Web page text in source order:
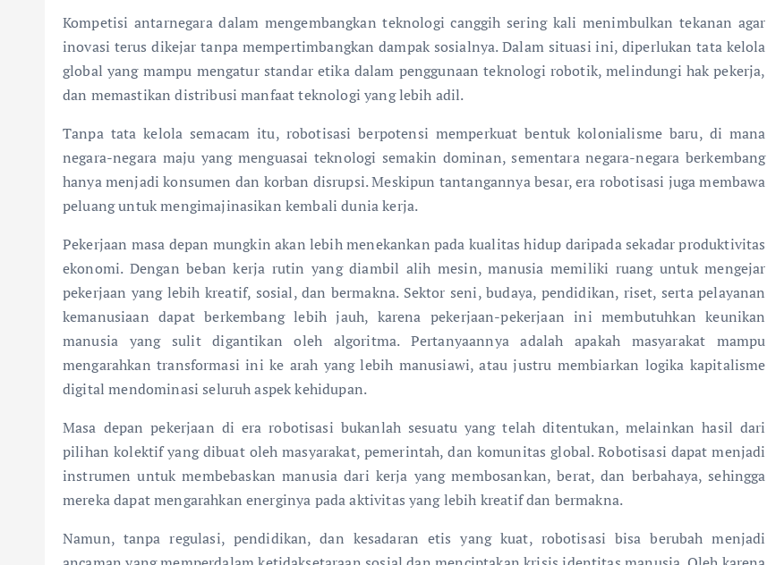
Kompetisi antarnegara dalam mengembangkan teknologi canggih sering kali menimbulkan tekanan agar
inovasi terus dikejar tanpa mempertimbangkan dampak sosialnya. Dalam situasi ini, diperlukan tata kelola
global yang mampu mengatur standar etika dalam penggunaan teknologi robotik, melindungi hak pekerja,
dan memastikan distribusi manfaat teknologi yang lebih adil.
Tanpa tata kelola semacam itu, robotisasi berpotensi memperkuat bentuk kolonialisme baru, di mana
negara-negara maju yang menguasai teknologi semakin dominan, sementara negara-negara berkembang
hanya menjadi konsumen dan korban disrupsi. Meskipun tantangannya besar, era robotisasi juga membawa
peluang untuk mengimajinasikan kembali dunia kerja.
Pekerjaan masa depan mungkin akan lebih menekankan pada kualitas hidup daripada sekadar produktivitas
ekonomi. Dengan beban kerja rutin yang diambil alih mesin, manusia memiliki ruang untuk mengejar
pekerjaan yang lebih kreatif, sosial, dan bermakna. Sektor seni, budaya, pendidikan, riset, serta pelayanan
kemanusiaan dapat berkembang lebih jauh, karena pekerjaan-pekerjaan ini membutuhkan keunikan
manusia yang sulit digantikan oleh algoritma. Pertanyaannya adalah apakah masyarakat mampu
mengarahkan transformasi ini ke arah yang lebih manusiawi, atau justru membiarkan logika kapitalisme
digital mendominasi seluruh aspek kehidupan.
Masa depan pekerjaan di era robotisasi bukanlah sesuatu yang telah ditentukan, melainkan hasil dari
pilihan kolektif yang dibuat oleh masyarakat, pemerintah, dan komunitas global. Robotisasi dapat menjadi
instrumen untuk membebaskan manusia dari kerja yang membosankan, berat, dan berbahaya, sehingga
mereka dapat mengarahkan energinya pada aktivitas yang lebih kreatif dan bermakna.
Namun, tanpa regulasi, pendidikan, dan kesadaran etis yang kuat, robotisasi bisa berubah menjadi